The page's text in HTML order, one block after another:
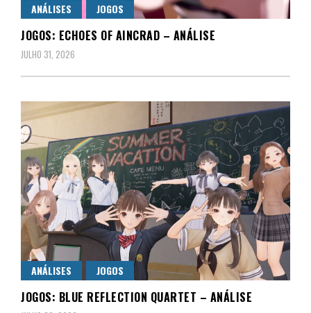
ANÁLISES JOGOS
JOGOS: ECHOES OF AINCRAD – ANÁLISE
JULHO 31, 2026
ANÁLISES JOGOS
JOGOS: BLUE REFLECTION QUARTET – ANÁLISE